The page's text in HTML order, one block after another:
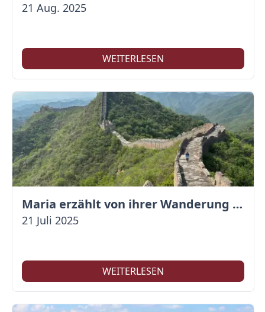
21 Aug. 2025
WEITERLESEN
Maria erzählt von ihrer Wanderung auf der Großen Mauer
21 Juli 2025
WEITERLESEN